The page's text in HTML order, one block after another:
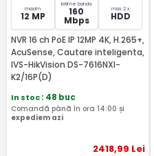
maxim
12 MP
latime banda
160
Mbps
max 2 x
HDD
NVR 16 ch PoE IP 12MP 4K, H.265+,
AcuSense, Cautare inteligenta,
IVS-HikVision DS-7616NXI-
K2/16P(D)
In stoc: 48 buc
Comandă până în ora 14:00 și
expediem azi
2418,99 Lei